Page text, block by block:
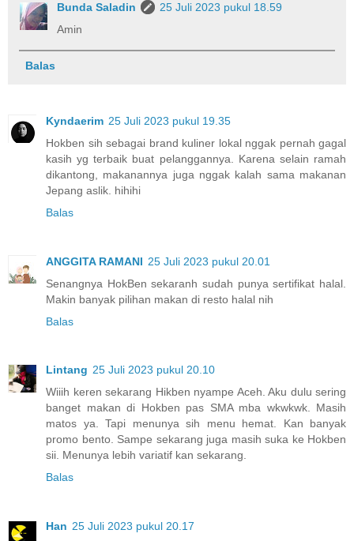
Bunda Saladin
25 Juli 2023 pukul 18.59
Amin
Balas
Kyndaerim 25 Juli 2023 pukul 19.35
Hokben sih sebagai brand kuliner lokal nggak pernah gagal
kasih yg terbaik buat pelanggannya. Karena selain ramah
dikantong, makanannya juga nggak kalah sama makanan
Jepang aslik. hihihi
Balas
ANGGITA RAMANI 25 Juli 2023 pukul 20.01
Senangnya HokBen sekaranh sudah punya sertifikat halal.
Makin banyak pilihan makan di resto halal nih
Balas
Lintang 25 Juli 2023 pukul 20.10
Wiiih keren sekarang Hikben nyampe Aceh. Aku dulu sering
banget makan di Hokben pas SMA mba wkwkwk. Masih
matos ya. Tapi menunya sih menu hemat. Kan banyak
promo bento. Sampe sekarang juga masih suka ke Hokben
sii. Menunya lebih variatif kan sekarang.
Balas
Han 25 Juli 2023 pukul 20.17